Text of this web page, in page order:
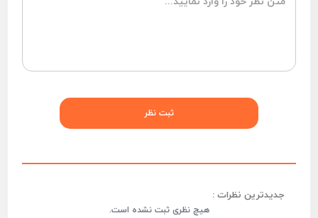
جدیدترین نظرات :
هیچ نظری ثبت نشده است.